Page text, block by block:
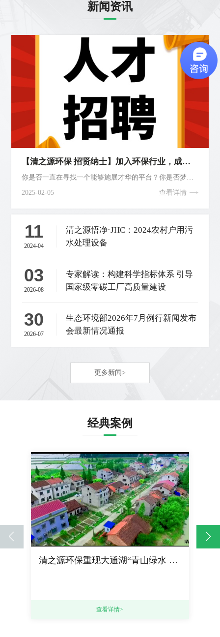
新闻资讯
【清之源环保 招贤纳士】加入环保行业，成就未来的您！
你是否一直在寻找一个能够施展才华的平台？你是否梦想着与一流团队共同推动社会进步？你是否渴望在环保行业中打拼，创造属于自己的事业辉煌···
2025-02-05
查看详情
11
2024-04
清之源悟净·JHC：2024农村户用污
水处理设备
03
2026-08
专家解读：构建科学指标体系 引导
国家级零碳工厂高质量建设
30
2026-07
生态环境部2026年7月例行新闻发布
会最新情况通报
更多新闻>
经典案例
查看详情>
清之源环保重现大通湖“青山绿水 鱼翔浅底”的美景